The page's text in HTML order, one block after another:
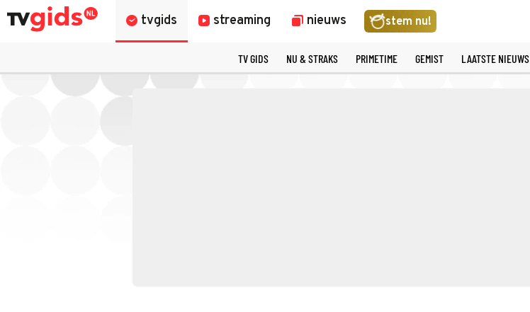
tvgids streaming nieuws stem nu!
TV GIDS NU & STRAKS PRIMETIME GEMIST LAATSTE NIEUWS